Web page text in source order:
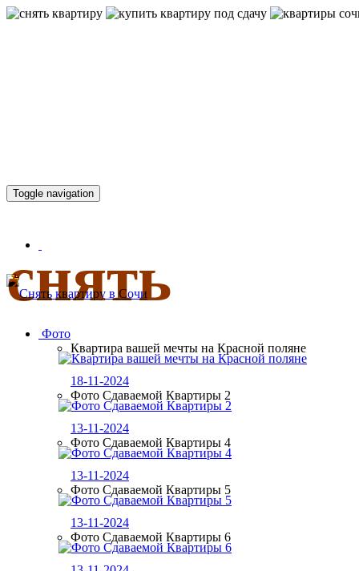
снять
Toggle navigation
Фото
Квартира вашей мечты на Красной поляне
18-11-2024
Фото Сдаваемой Квартиры 2
13-11-2024
Фото Сдаваемой Квартиры 4
13-11-2024
Фото Сдаваемой Квартиры 5
13-11-2024
Фото Сдаваемой Квартиры 6